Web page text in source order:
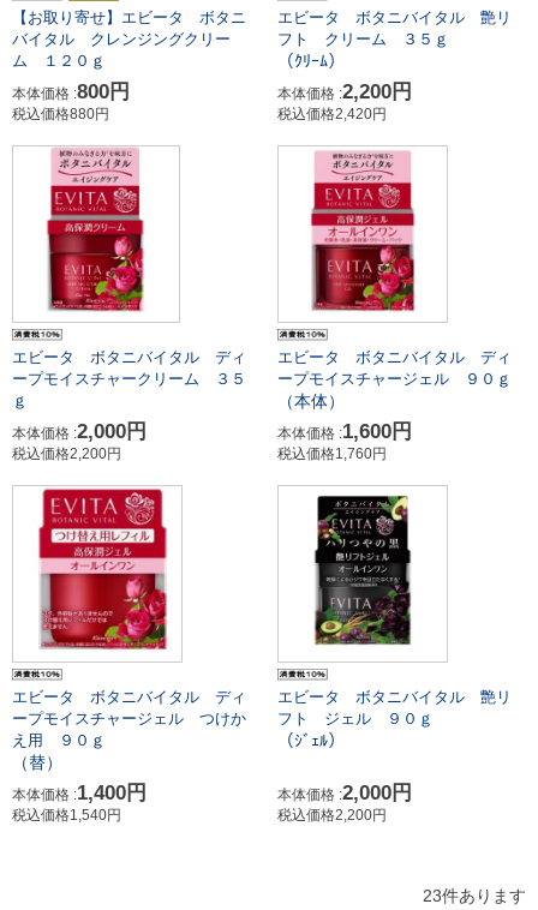
【お取り寄せ】エビータ ボタニ
バイタル クレンジングクリー
ム １２０ｇ
本体価格 :800円
税込価格880円
エビータ ボタニバイタル 艶リ
フト クリーム ３５ｇ
（ｸﾘｰﾑ）
本体価格 :2,200円
税込価格2,420円
エビータ ボタニバイタル ディ
ープモイスチャークリーム ３５
ｇ
本体価格 :2,000円
税込価格2,200円
エビータ ボタニバイタル ディ
ープモイスチャージェル ９０ｇ
（本体）
本体価格 :1,600円
税込価格1,760円
エビータ ボタニバイタル ディ
ープモイスチャージェル つけか
え用 ９０ｇ
（替）
本体価格 :1,400円
税込価格1,540円
エビータ ボタニバイタル 艶リ
フト ジェル ９０ｇ
（ｼﾞｪﾙ）
本体価格 :2,000円
税込価格2,200円
23件あります